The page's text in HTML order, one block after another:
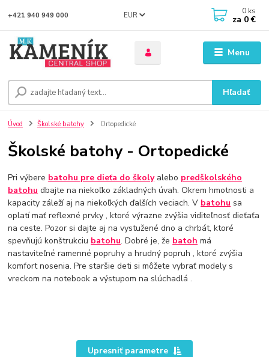
Menu
EUR
Hľadať
+421 940 949 000 0 ks
za 0 €
Úvod Školské batohy Ortopedické
Školské batohy - Ortopedické
Pri výbere batohu pre dieťa do školyalebo predškolského
batohu dbajte na niekoľko základných úvah. Okrem hmotnosti a
kapacity záleží aj na niekoľkých ďalších veciach. V batohu sa
oplatí mať reflexné prvky , ktoré výrazne zvýšia viditeľnosť dieťaťa
na ceste. Pozor si dajte aj na vystužené dno a chrbát, ktoré
spevňujú konštrukciu batohu. Dobré je, že batoh má
nastaviteľné ramenné popruhy a hrudný popruh , ktoré zvýšia
komfort nosenia. Pre staršie deti si môžete vybrať modely s
vreckom na notebook a výstupom na slúchadlá .
Upresniť parametre